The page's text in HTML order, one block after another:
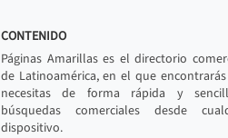
CONTENIDO
Páginas Amarillas es el directorio
de Latinoamérica, en el que
necesitas de forma rápida y
búsquedas comerciales desde
dispositivo.